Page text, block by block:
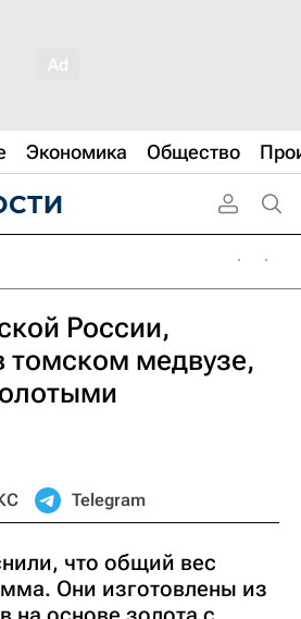
Экономика Общество
России,
томском медвузе,
Telegram
что общий вес
Они изготовлены из